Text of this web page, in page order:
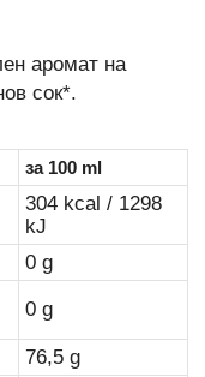
аромат на
сок*.
за 100 ml
304 kcal / 1298
kJ
0 g
0 g
76,5 g